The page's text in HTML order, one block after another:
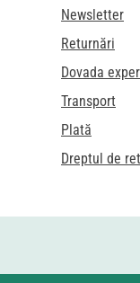
Newsletter
Returnări
Dovada
Transport
Plată
Dreptul de